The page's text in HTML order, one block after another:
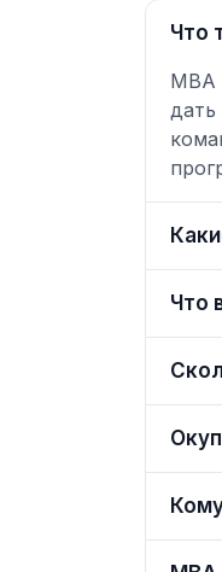
Что
дать
Что